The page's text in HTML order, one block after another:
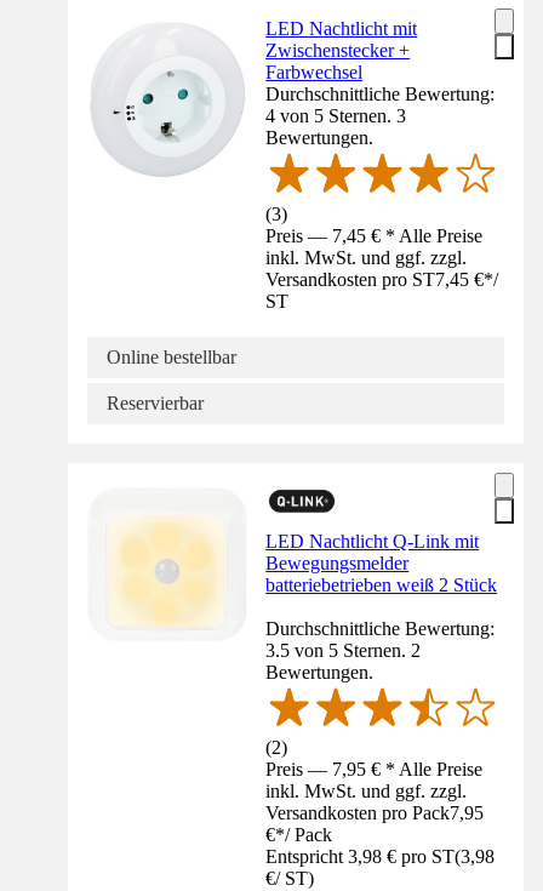
LED Nachtlicht mit
Zwischenstecker +
Farbwechsel
Durchschnittliche Bewertung:
4 von 5 Sternen. 3
Bewertungen.
(3)
Preis — 7,45 € * Alle Preise
inkl. MwSt. und ggf. zzgl.
Versandkosten pro ST7,45 €*/
ST
Online bestellbar
Reservierbar
LED Nachtlicht Q-Link mit
Bewegungsmelder
batteriebetrieben weiß 2 Stück
Durchschnittliche Bewertung:
3.5 von 5 Sternen. 2
Bewertungen.
(2)
Preis — 7,95 € * Alle Preise
inkl. MwSt. und ggf. zzgl.
Versandkosten pro Pack7,95
€*/ Pack
Entspricht 3,98 € pro ST(3,98
€/ ST)